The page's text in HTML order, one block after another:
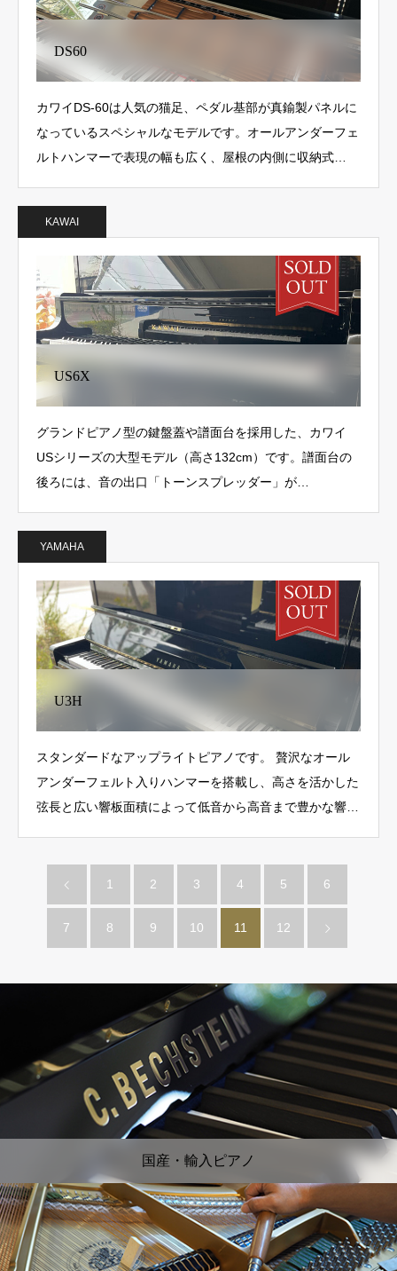
DS60
カワイDS-60は人気の猫足、ペダル基部が真鍮製パネルに
なっているスペシャルなモデルです。オールアンダーフェ
ルトハンマーで表現の幅も広く、屋根の内側に収納式…
KAWAI
US6X
グランドピアノ型の鍵盤蓋や譜面台を採用した、カワイ
USシリーズの大型モデル（高さ132cm）です。譜面台の
後ろには、音の出口「トーンスプレッダー」が…
YAMAHA
U3H
スタンダードなアップライトピアノです。 贅沢なオール
アンダーフェルト入りハンマーを搭載し、高さを活かした
弦長と広い響板面積によって低音から高音まで豊かな響
1 2 3 4 5 6
7 8 9 10 11 12
国産・輸入ピアノ